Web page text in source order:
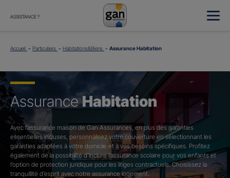
ASSISTANCE ?
Accueil Particuliers Habitations&Biens Assurance Habitation
AssuranceHabitation
Avec l’assurance maison de Gan Assurances, en plus des garanties
essentielles incluses, personnalisez votre couverture en sélectionnant les
garanties adaptées à votre domicile et à vos besoins spécifiques. Profitez
également de la possibilité d’inclure l’assurance scolaire pour vos enfants et
l’option de protection juridique pour les litiges contractuels. Choisissez la
tranquillité d’esprit avec notre assurance logement.